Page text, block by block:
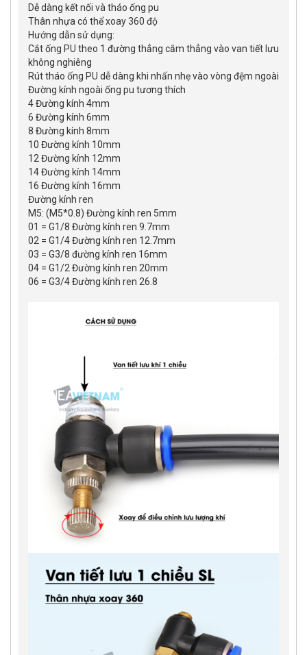
Dễ dàng kết nối và tháo ống pu
Thân nhựa có thể xoay 360 độ
Hướng dẫn sử dụng:
Cắt ống PU theo 1 đường thẳng cắm thẳng vào van tiết lưu
không nghiêng
Rút tháo ống PU dễ dàng khi nhấn nhẹ vào vòng đệm ngoài
Đường kính ngoài ống pu tương thích
4 Đường kính 4mm
6 Đường kính 6mm
8 Đường kính 8mm
10 Đường kính 10mm
12 Đường kính 12mm
14 Đường kính 14mm
16 Đường kính 16mm
Đường kính ren
M5: (M5*0.8) Đường kính ren 5mm
01 = G1/8 Đường kính ren 9.7mm
02 = G1/4 Đường kính ren 12.7mm
03 = G3/8 đường kính ren 16mm
04 = G1/2 Đường kính ren 20mm
06 = G3/4 Đường kính ren 26.8